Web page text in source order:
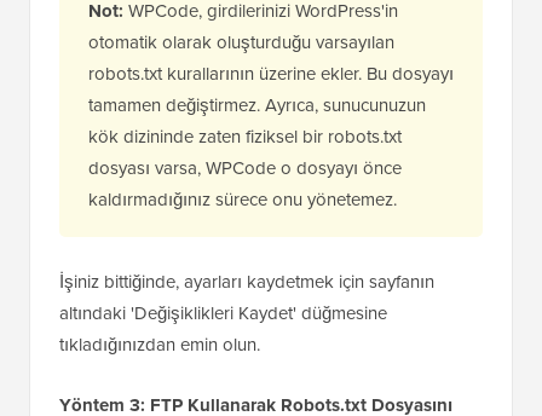
Artık robots.txt dosyasının içeriğini yapıştırabilir veya
yazabilirsiniz.
Not:WPCode, girdilerinizi WordPress'in
otomatik olarak oluşturduğu varsayılan
robots.txt kurallarının üzerine ekler. Bu dosyayı
dosyası varsa, WPCode o dosyayı önce
kaldırmadığınız sürece onu yönetemez.
İşiniz bittiğinde, ayarları kaydetmek için sayfanın